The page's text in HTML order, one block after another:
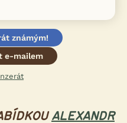
známým!
e-mailem
ALEXANDR